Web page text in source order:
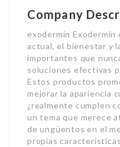
Company
exodermin Exodermin
actual, el bienestar y
importantes que
soluciones efectivas
Estos productos
mejorar la apariencia
¿realmente cumplen
un tema que merece
de ungüentos en el
propias